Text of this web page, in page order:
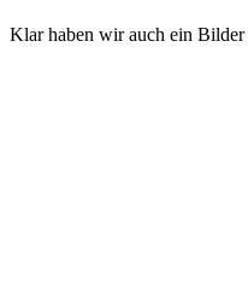
Klar haben wir auch ein Bilder